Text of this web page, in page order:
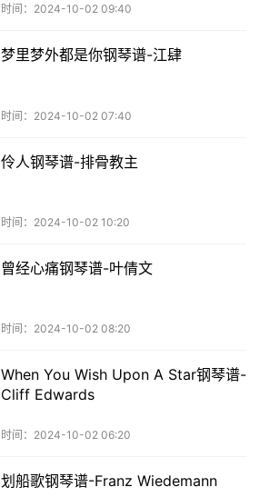
时间：2024-10-02 09:40
梦里梦外都是你钢琴谱-江肆
时间：2024-10-02 07:40
伶人钢琴谱-排骨教主
时间：2024-10-02 10:20
曾经心痛钢琴谱-叶倩文
时间：2024-10-02 08:20
When You Wish Upon A Star钢琴谱-
Cliff Edwards
时间：2024-10-02 06:20
划船歌钢琴谱-Franz Wiedemann